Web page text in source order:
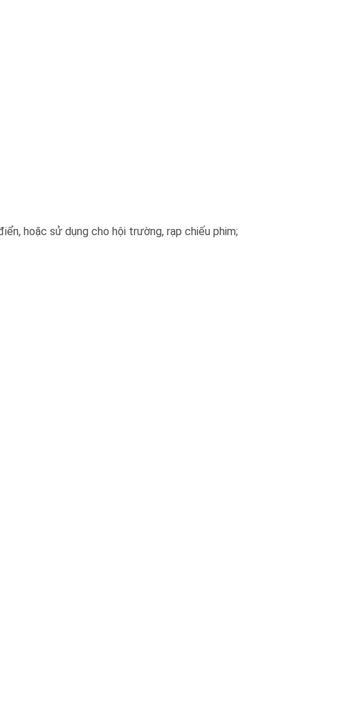
hoặc sử dụng cho hội trường, rạp chiếu phim;